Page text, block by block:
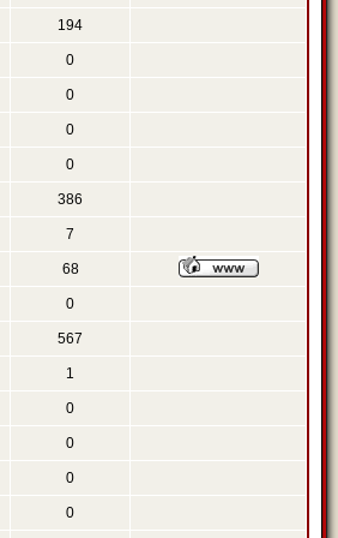
194
0
0
0
0
386
7
68
0
567
1
0
0
0
0